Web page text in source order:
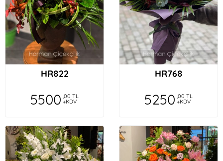
HR822
5500 ,00 TL
+KDV
HR768
5250 ,00 TL
+KDV